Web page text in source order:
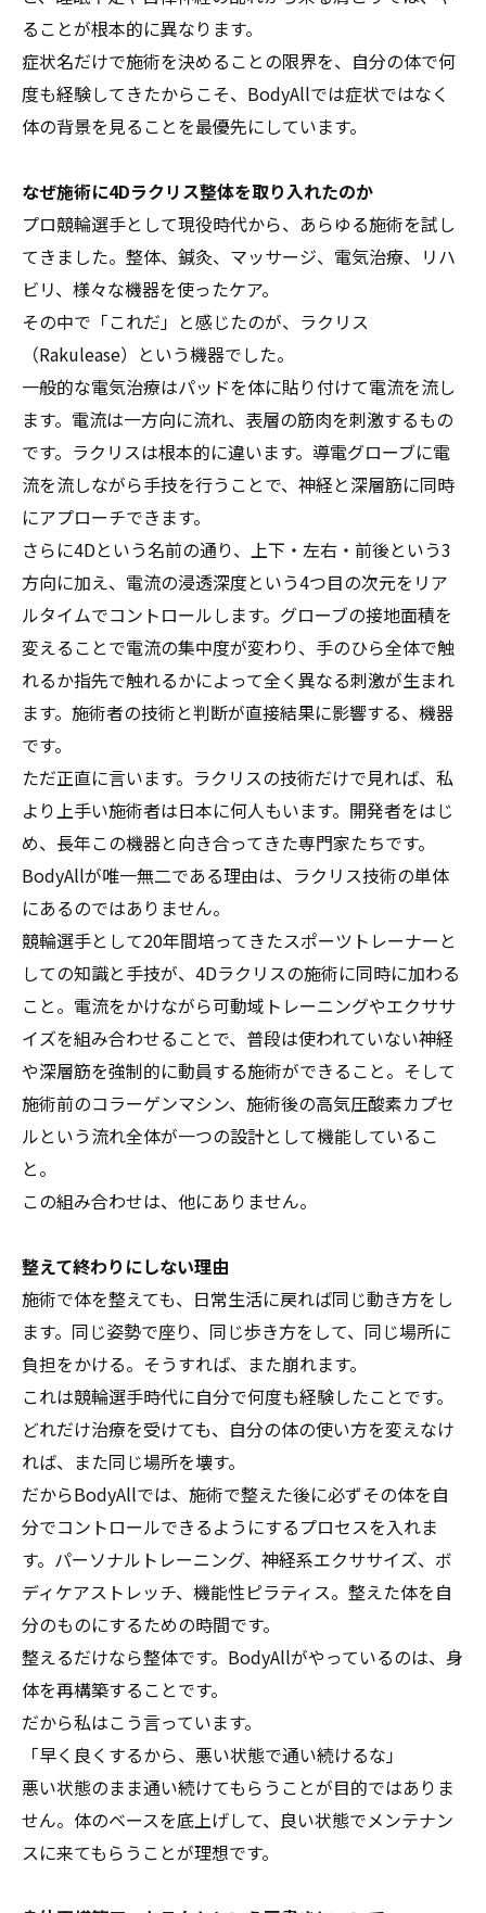
ることが根本的に異なります。
症状名だけで施術を決めることの限界を、自分の体で何
度も経験してきたからこそ、BodyAllでは症状ではなく
体の背景を見ることを最優先にしています。
なぜ施術に4Dラクリス整体を取り入れたのか
プロ競輪選手として現役時代から、あらゆる施術を試し
てきました。整体、鍼灸、マッサージ、電気治療、リハ
ビリ、様々な機器を使ったケア。
その中で「これだ」と感じたのが、ラクリス
（Rakulease）という機器でした。
一般的な電気治療はパッドを体に貼り付けて電流を流し
ます。電流は一方向に流れ、表層の筋肉を刺激するもの
です。ラクリスは根本的に違います。導電グローブに電
流を流しながら手技を行うことで、神経と深層筋に同時
にアプローチできます。
さらに4Dという名前の通り、上下・左右・前後という3
方向に加え、電流の浸透深度という4つ目の次元をリア
ルタイムでコントロールします。グローブの接地面積を
変えることで電流の集中度が変わり、手のひら全体で触
れるか指先で触れるかによって全く異なる刺激が生まれ
ます。施術者の技術と判断が直接結果に影響する、機器
です。
ただ正直に言います。ラクリスの技術だけで見れば、私
より上手い施術者は日本に何人もいます。開発者をはじ
め、長年この機器と向き合ってきた専門家たちです。
BodyAllが唯一無二である理由は、ラクリス技術の単体
にあるのではありません。
競輪選手として20年間培ってきたスポーツトレーナーと
しての知識と手技が、4Dラクリスの施術に同時に加わる
こと。電流をかけながら可動域トレーニングやエクササ
イズを組み合わせることで、普段は使われていない神経
や深層筋を強制的に動員する施術ができること。そして
施術前のコラーゲンマシン、施術後の高気圧酸素カプセ
ルという流れ全体が一つの設計として機能しているこ
と。
この組み合わせは、他にありません。
整えて終わりにしない理由
施術で体を整えても、日常生活に戻れば同じ動き方をし
ます。同じ姿勢で座り、同じ歩き方をして、同じ場所に
負担をかける。そうすれば、また崩れます。
これは競輪選手時代に自分で何度も経験したことです。
どれだけ治療を受けても、自分の体の使い方を変えなけ
れば、また同じ場所を壊す。
だからBodyAllでは、施術で整えた後に必ずその体を自
分でコントロールできるようにするプロセスを入れま
す。パーソナルトレーニング、神経系エクササイズ、ボ
ディケアストレッチ、機能性ピラティス。整えた体を自
分のものにするための時間です。
整えるだけなら整体です。BodyAllがやっているのは、身
体を再構築することです。
だから私はこう言っています。
「早く良くするから、悪い状態で通い続けるな」
悪い状態のまま通い続けてもらうことが目的ではありま
せん。体のベースを底上げして、良い状態でメンテナン
スに来てもらうことが理想です。